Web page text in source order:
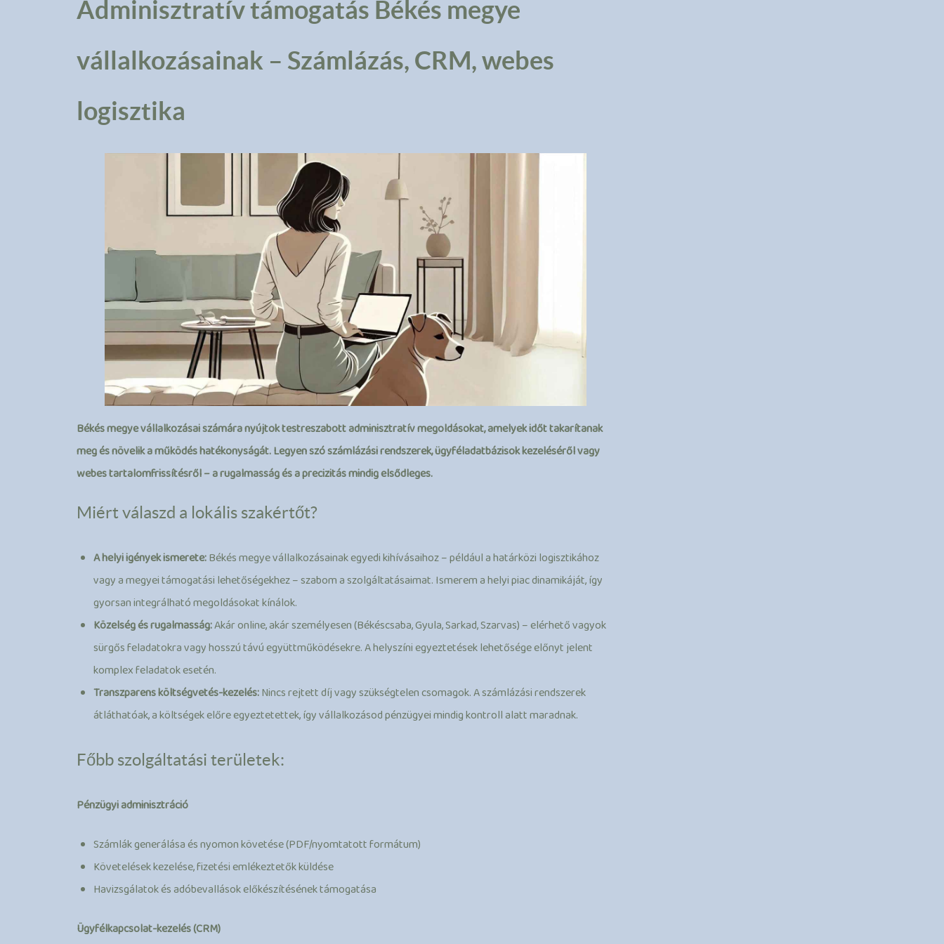
Adminisztratív támogatás Békés megye
vállalkozásainak – Számlázás, CRM, webes
logisztika
Békés megye vállalkozásai számára nyújtok testreszabott adminisztratív megoldásokat, amelyek időt takarítanak
meg és növelik a működés hatékonyságát. Legyen szó számlázási rendszerek, ügyféladatbázisok kezeléséről vagy
webes tartalomfrissítésről – a rugalmasság és a precizitás mindig elsődleges.
Miért válaszd a lokális szakértőt?
A helyi igények ismerete:Békés megye vállalkozásainak egyedi kihívásaihoz – például a határközi logisztikához
vagy a megyei támogatási lehetőségekhez – szabom a szolgáltatásaimat. Ismerem a helyi piac dinamikáját, így
gyorsan integrálható megoldásokat kínálok.
Közelség és rugalmasság:Akár online, akár személyesen (Békéscsaba, Gyula, Sarkad, Szarvas) – elérhető vagyok
sürgős feladatokra vagy hosszú távú együttműködésekre. A helyszíni egyeztetések lehetősége előnyt jelent
komplex feladatok esetén.
Transzparens költségvetés-kezelés:Nincs rejtett díj vagy szükségtelen csomagok. A számlázási rendszerek
átláthatóak, a költségek előre egyeztetettek, így vállalkozásod pénzügyei mindig kontroll alatt maradnak.
Főbb szolgáltatási területek:
Pénzügyi adminisztráció
Számlák generálása és nyomon követése (PDF/nyomtatott formátum)
Követelések kezelése, fizetési emlékeztetők küldése
Havizsgálatok és adóbevallások előkészítésének támogatása
Ügyfélkapcsolat-kezelés (CRM)